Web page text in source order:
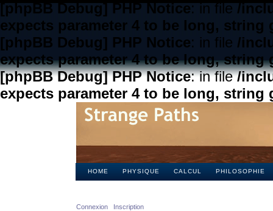
[phpBB Debug] PHP Notice: in file/
expects parameter 4 to be long, string
[phpBB Debug] PHP Notice: in file /
expects parameter 4 to be long, string
[phpBB Debug] PHP Notice: in file/
expects parameter 4 to be long, string
HOME PHYSIQUE CALCUL PHILOSOPHIE
Connexion Inscription